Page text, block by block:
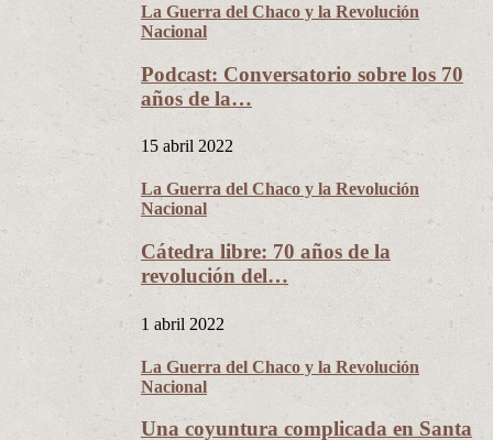
La Guerra del Chaco y la Revolución
Nacional
Podcast: Conversatorio sobre los 70
años de la…
15 abril 2022
La Guerra del Chaco y la Revolución
Nacional
Cátedra libre: 70 años de la
revolución del…
1 abril 2022
La Guerra del Chaco y la Revolución
Nacional
Una coyuntura complicada en Santa